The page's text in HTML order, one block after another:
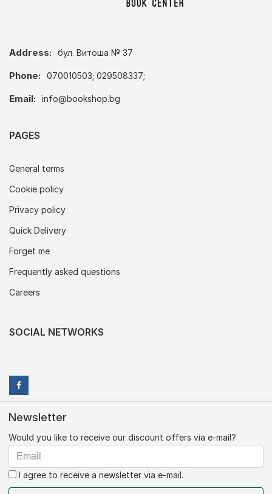
Address: бул. Витоша № 37
Phone: 070010503; 029508337;
Email: info@bookshop.bg
PAGES
General terms
Cookie policy
Privacy policy
Quick Delivery
Forget me
Frequently asked questions
Careers
SOCIAL NETWORKS
Newsletter
Would you like to receive our discount offers via e-mail?
I agree to receive a newsletter via e-mail.